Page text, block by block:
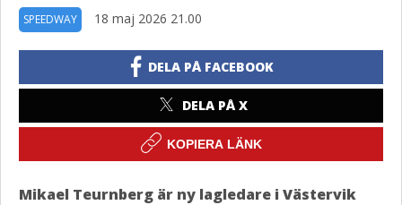
SPEEDWAY 18 maj 2026 21.00
DELA PÅ FACEBOOK
DELA PÅ X
KOPIERA LÄNK
Mikael Teurnberg är ny lagledare i Västervik